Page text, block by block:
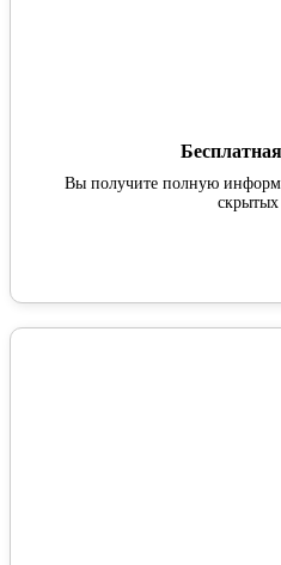
Вы получите полную